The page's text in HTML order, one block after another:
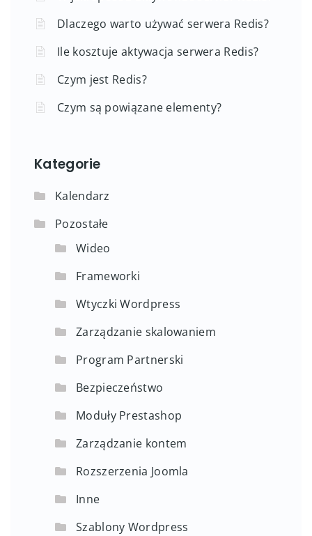
Dlaczego warto używać serwera Redis?
Ile kosztuje aktywacja serwera Redis?
Czym jest Redis?
Czym są powiązane elementy?
Kategorie
Kalendarz
Pozostałe
Wideo
Frameworki
Wtyczki Wordpress
Zarządzanie skalowaniem
Program Partnerski
Bezpieczeństwo
Moduły Prestashop
Zarządzanie kontem
Rozszerzenia Joomla
Inne
Szablony Wordpress